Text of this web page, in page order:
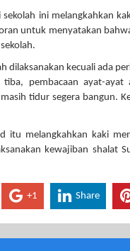
ini melangkahkan
untuk menyatakan
dilaksanakan kecuali ada
pembacaan ayat-
tidur segera bangun.
itu melangkahkan kaki
kewajiban shalat
+1 Share